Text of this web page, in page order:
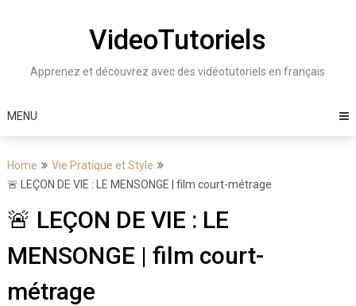
VideoTutoriels
Apprenez et découvrez avec des vidéotutoriels en français
MENU
Home
Vie Pratique et Style
🚨 LEÇON DE VIE : LE MENSONGE | film court-métrage
🚨 LEÇON DE VIE : LE
MENSONGE | film court-
métrage